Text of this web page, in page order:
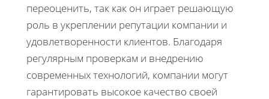
переоценить, так как он играет решающую
роль в укреплении репутации компании и
удовлетворенности клиентов. Благодаря
регулярным проверкам и внедрению
современных технологий, компании могут
гарантировать высокое качество своей